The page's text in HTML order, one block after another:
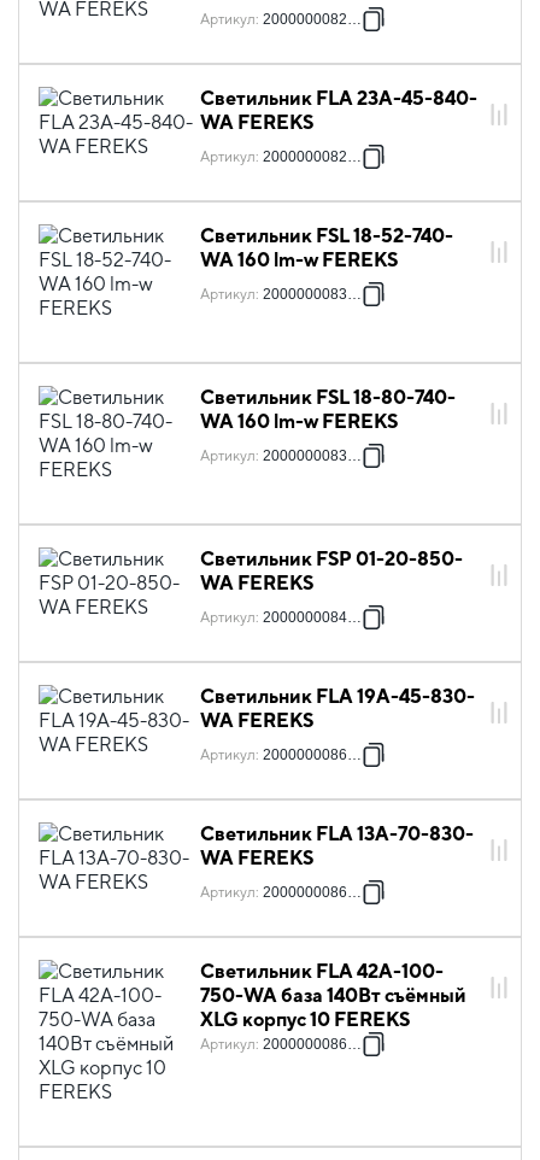
Артикул: 2000000082097
Светильник FLA 23A-45-840-
WA FEREKS
Артикул: 2000000082516
Светильник FSL 18-52-740-
WA 160 lm-w FEREKS
Артикул: 2000000083278
Светильник FSL 18-80-740-
WA 160 lm-w FEREKS
Артикул: 2000000083292
Светильник FSP 01-20-850-
WA FEREKS
Артикул: 2000000084596
Светильник FLA 19A-45-830-
WA FEREKS
Артикул: 2000000086248
Светильник FLA 13A-70-830-
WA FEREKS
Артикул: 2000000086262
Светильник FLA 42A-100-
750-WA база 140Вт съёмный
XLG корпус 10 FEREKS
Артикул: 2000000086385